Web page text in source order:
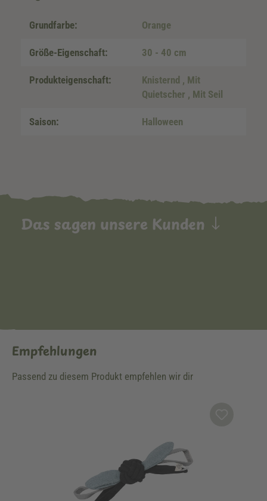
Grundfarbe: Orange
Größe-Eigenschaft: 30 - 40 cm
Produkteigenschaft: Knisternd , Mit
Quietscher , Mit Seil
Saison: Halloween
Das sagen unsere Kunden
Empfehlungen
Passend zu diesem Produkt empfehlen wir dir